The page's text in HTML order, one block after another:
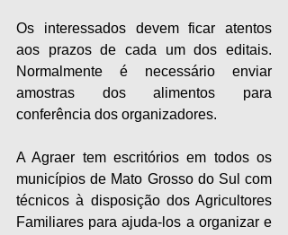
Os interessados devem ficar atentos
aos prazos de cada um dos editais.
Normalmente é necessário enviar
amostras dos alimentos para
conferência dos organizadores.
A Agraer tem escritórios em todos os
municípios de Mato Grosso do Sul com
técnicos à disposição dos Agricultores
Familiares para ajuda-los a organizar e